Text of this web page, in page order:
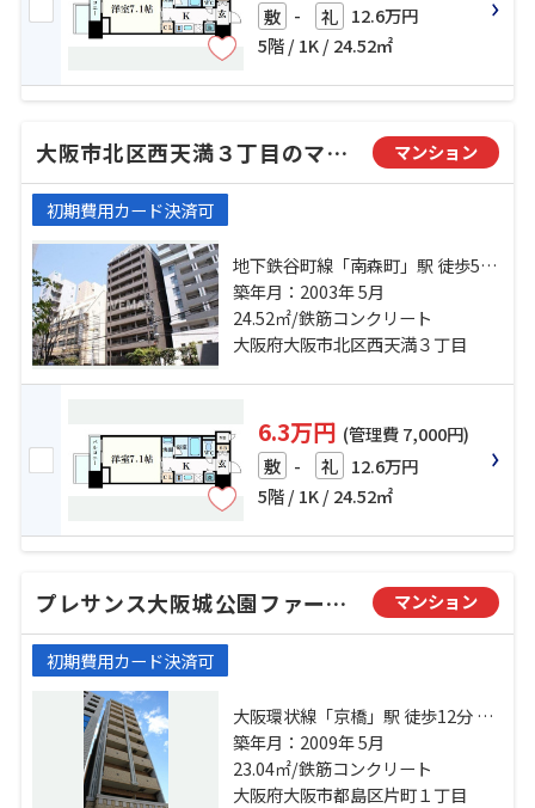
敷 - 礼 12.6万円
5階 / 1K / 24.52㎡
大阪市北区西天満３丁目のマンション マンション
初期費用カード決済可
地下鉄谷町線「南森町」駅 徒歩5分
東西線「大阪天満宮」駅 徒歩7分 京
阪本線「北浜」駅 徒歩10分
築年月：2003年 5月
24.52㎡/鉄筋コンクリート
大阪府大阪市北区西天満３丁目
6.3万円 (管理費 7,000円)
敷 - 礼 12.6万円
5階 / 1K / 24.52㎡
プレサンス大阪城公園ファーストシート マンション
初期費用カード決済可
大阪環状線「京橋」駅 徒歩12分 東
西線「京橋」駅 徒歩12分 東西線
「大阪城北詰」駅 徒歩3分
築年月：2009年 5月
23.04㎡/鉄筋コンクリート
大阪府大阪市都島区片町１丁目